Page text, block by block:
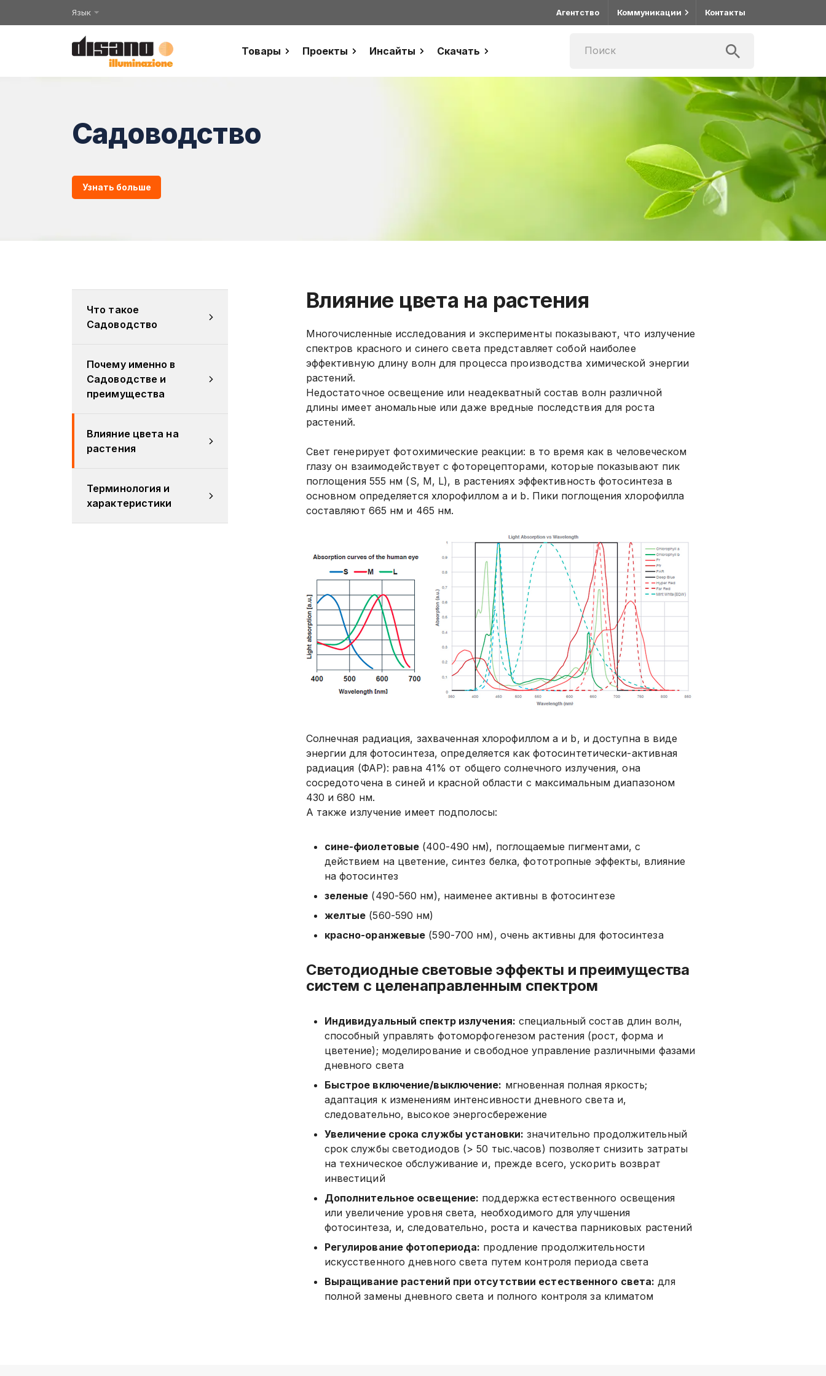
Язык Агентство Коммуникации Контакты
Товары Проекты Инсайты Скачать
Садоводство
Узнать больше
Что такое
Садоводство
Почему именно в
Садоводстве и
преимущества
Влияние цвета на
растения
Терминология и
характеристики
Влияние цвета на растения
Многочисленные исследования и эксперименты показывают, что излучение
спектров красного и синего света представляет собой наиболее
эффективную длину волн для процесса производства химической энергии
растений.
Недостаточное освещение или неадекватный состав волн различной
длины имеет аномальные или даже вредные последствия для роста
растений.
Свет генерирует фотохимические реакции: в то время как в человеческом
глазу он взаимодействует с фоторецепторами, которые показывают пик
поглощения 555 нм (S, M, L), в растениях эффективность фотосинтеза в
основном определяется хлорофиллом a и b. Пики поглощения хлорофилла
составляют 665 нм и 465 нм.
Солнечная радиация, захваченная хлорофиллом a и b, и доступна в виде
энергии для фотосинтеза, определяется как фотосинтетически-активная
радиация (ФАР): равна 41% от общего солнечного излучения, она
сосредоточена в синей и красной области с максимальным диапазоном
430 и 680 нм.
А также излучение имеет подполосы:
сине-фиолетовые (400-490 нм), поглощаемые пигментами, с
действием на цветение, синтез белка, фототропные эффекты, влияние
на фотосинтез
зеленые (490-560 нм), наименее активны в фотосинтезе
желтые (560-590 нм)
красно-оранжевые (590-700 нм), очень активны для фотосинтеза
Светодиодные световые эффекты и преимущества
систем с целенаправленным спектром
Индивидуальный спектр излучения: специальный состав длин волн,
способный управлять фотоморфогенезом растения (рост, форма и
цветение); моделирование и свободное управление различными фазами
дневного света
Быстрое включение/выключение: мгновенная полная яркость;
адаптация к изменениям интенсивности дневного света и,
следовательно, высокое энергосбережение
Увеличение срока службы установки: значительно продолжительный
срок службы светодиодов (> 50 тыс.часов) позволяет снизить затраты
на техническое обслуживание и, прежде всего, ускорить возврат
инвестиций
Дополнительное освещение: поддержка естественного освещения
или увеличение уровня света, необходимого для улучшения
фотосинтеза, и, следовательно, роста и качества парниковых растений
Регулирование фотопериода: продление продолжительности
искусственного дневного света путем контроля периода света
Выращивание растений при отсутствии естественного света: для
полной замены дневного света и полного контроля за климатом